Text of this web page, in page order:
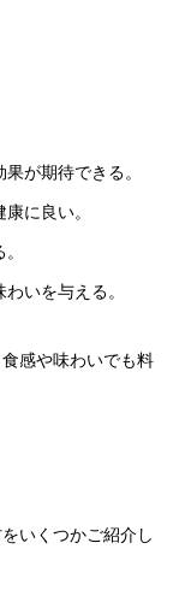
が期待できる。
に良い。
いを与える。
感や味わいでも料
いくつかご紹介し